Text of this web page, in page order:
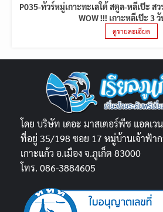
P035-ทัวร์หมู่เกาะทะเลใต้ สตูล-หลีเป๊ะ
WOW !!! เกาะหลีเป๊ะ 3
ดูรายละเอียด
โดย บริษัท เดอะ มาสเตอร์พีช แอดเว
ที่อยู่ 35/198 ซอย 17 หมู่บ้านเจ้าฟ้าก
เกาะแก้ว อ.เมือง จ.ภูเก็ต 83000
โทร. 086-3884605